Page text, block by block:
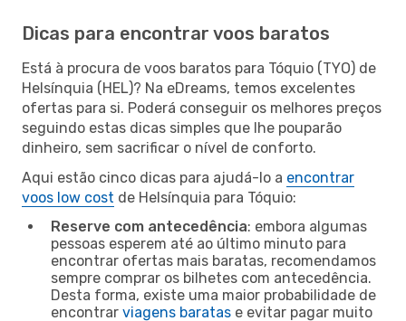
Dicas para encontrar voos baratos
Está à procura de voos baratos para Tóquio (TYO) de
Helsínquia (HEL)? Na eDreams, temos excelentes
ofertas para si. Poderá conseguir os melhores preços
seguindo estas dicas simples que lhe pouparão
dinheiro, sem sacrificar o nível de conforto.
Aqui estão cinco dicas para ajudá-lo a encontrar
voos low cost de Helsínquia para Tóquio:
Reserve com antecedência: embora algumas
pessoas esperem até ao último minuto para
encontrar ofertas mais baratas, recomendamos
sempre comprar os bilhetes com antecedência.
Desta forma, existe uma maior probabilidade de
encontrar viagens baratas e evitar pagar muito